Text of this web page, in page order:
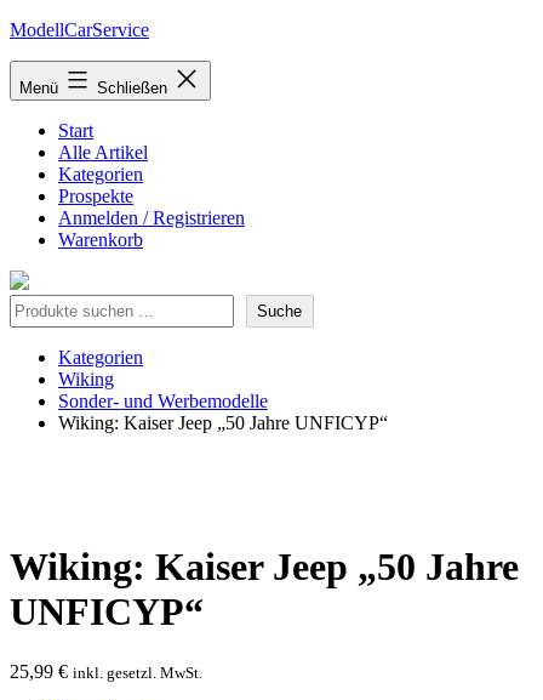
Zum
springen
ModellCarService
Menü Schließen
Start
Alle Artikel
Kategorien
Prospekte
Anmelden / Registrieren
Warenkorb
Suche Suche
Kategorien
Wiking
Sonder- und Werbemodelle
Wiking: Kaiser Jeep „50 Jahre UNFICYP“
Wiking: Kaiser Jeep „50 Jahre
UNFICYP“
25,99 € inkl. gesetzl. MwSt.